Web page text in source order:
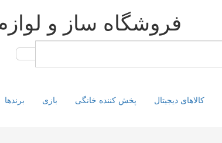
فروشگاه ساز و
کالاهای دیجیتال پخش کننده خانگی بازی برندها